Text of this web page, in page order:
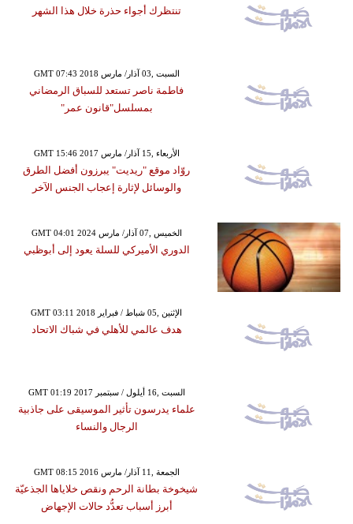
تنتظرك أجواء حذرة خلال هذا الشهر
GMT 07:43 2018 السبت ,03 آذار/ مارس
فاطمة ناصر تستعد للسباق الرمضاني
بمسلسل"قانون عمر"
GMT 15:46 2017 الأربعاء ,15 آذار/ مارس
روّاد موقع "ريديت" يبرزون أفضل الطرق
والوسائل لإثارة إعجاب الجنس الآخر
GMT 04:01 2024 الخميس ,07 آذار/ مارس
الدوري الأميركي للسلة يعود إلى أبوظبي
GMT 03:11 2018 الإثنين ,05 شباط / فبراير
هدف عالمي للأهلي في شباك الاتحاد
GMT 01:19 2017 السبت ,16 أيلول / سبتمبر
علماء يدرسون تأثير الموسيقى على جاذبية
الرجال والنساء
GMT 08:15 2016 الجمعة ,11 آذار/ مارس
شيخوخة بطانة الرحم ونقص خلاياها الجذعيّة
أبرز أسباب تعدُّد حالات الإجهاض